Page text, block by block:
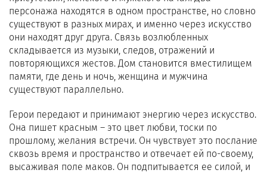
персонажа находятся в одном пространстве, но словно
существуют в разных мирах, и именно через искусство
они находят друг друга. Связь возлюбленных
складывается из музыки, следов, отражений и
повторяющихся жестов. Дом становится вместилищем
памяти, где день и ночь, женщина и мужчина
существуют параллельно.
Герои передают и принимают энергию через искусство.
Она пишет красным – это цвет любви, тоски по
прошлому, желания встречи. Он чувствует это послание
сквозь время и пространство и отвечает ей по-своему,
высаживая поле маков. Он подпитывается ее силой, и